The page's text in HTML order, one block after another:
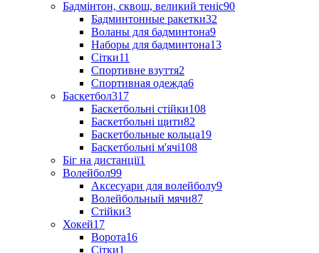
Бадмінтон, сквош, великий теніс90
Бадминтонные ракетки32
Воланы для бадминтона9
Наборы для бадминтона13
Сітки11
Спортивне взуття2
Спортивная одежда6
Баскетбол317
Баскетбольні стійки108
Баскетбольні щити82
Баскетбольные кольца19
Баскетбольні м'ячі108
Біг на дистанції1
Волейбол99
Аксесуари для волейболу9
Волейбольный мячи87
Стійки3
Хокей17
Ворота16
Сітки1